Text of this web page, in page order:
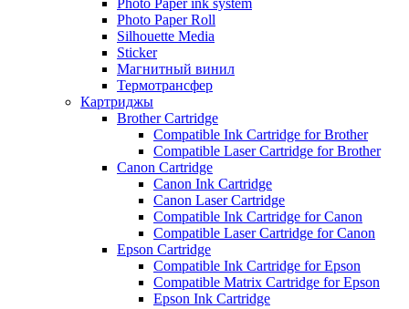
Photo Paper ink system
Photo Paper Roll
Silhouette Media
Sticker
Магнитный винил
Термотрансфер
Картриджы
Brother Cartridge
Compatible Ink Cartridge for Brother
Compatible Laser Cartridge for Brother
Canon Cartridge
Canon Ink Cartridge
Canon Laser Cartridge
Compatible Ink Cartridge for Canon
Compatible Laser Cartridge for Canon
Epson Cartridge
Compatible Ink Cartridge for Epson
Compatible Matrix Cartridge for Epson
Epson Ink Cartridge